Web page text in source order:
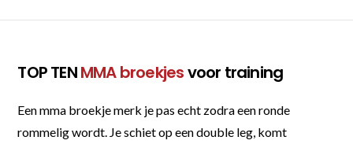
TOP TENMMA broekjesvoor training
Een mma broekje merk je pas echt zodra een ronde
rommelig wordt. Je schiet op een double leg, komt